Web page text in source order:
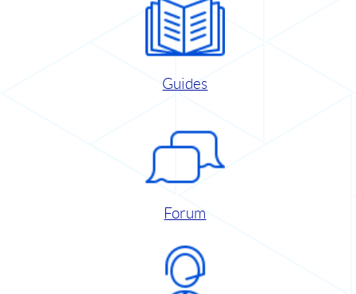
Guides
Forum